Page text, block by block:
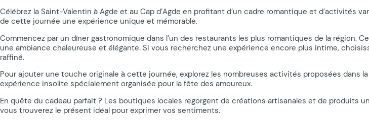
Célébrez la Saint-Valentin à Agde et au Cap d’Agde en profitant d’un cadre romantique et
de cette journée une expérience unique et mémorable.
Commencez par un dîner gastronomique dans l’un des restaurants les plus romantiques de la région.
une ambiance chaleureuse et élégante. Si vous recherchez une expérience encore plus intime,
raffiné.
Pour ajouter une touche originale à cette journée, explorez les nombreuses activités proposées dans
expérience insolite spécialement organisée pour la fête des amoureux.
En quête du cadeau parfait ? Les boutiques locales regorgent de créations artisanales et de produits
vous trouverez le présent idéal pour exprimer vos sentiments.